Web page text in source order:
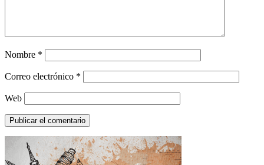
Nombre *
Correo electrónico *
Web